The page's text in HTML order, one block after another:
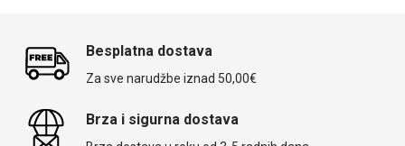
Besplatna dostava
Za sve narudžbe iznad 50,00€
Brza i sigurna dostava